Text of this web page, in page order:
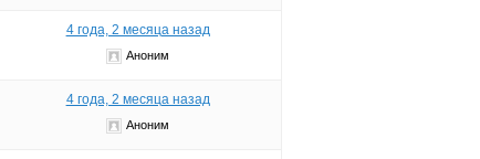
4 года, 2 месяца назад
Аноним
4 года, 2 месяца назад
Аноним